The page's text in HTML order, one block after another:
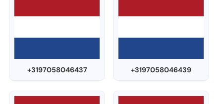
+3197058046437 +3197058046439